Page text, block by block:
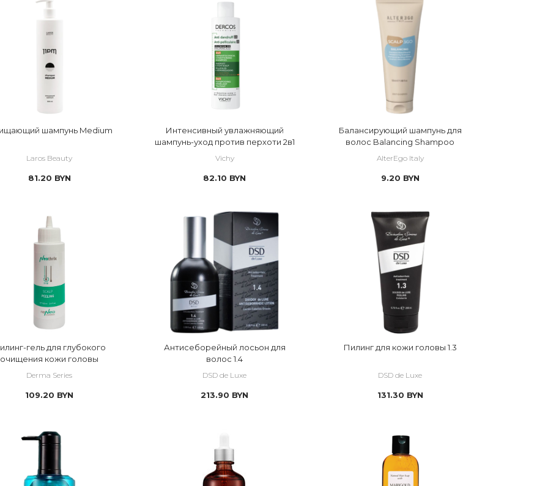
шампунь Medium
Laros Beauty
81.20 BYN
Интенсивный увлажняющий
шампунь-уход против перхоти 2в1
Vichy
82.10 BYN
Балансирующий шампунь для
волос Balancing Shampoo
AlterEgo Italy
9.20 BYN
гель для глубокого
очищения кожи головы
Derma Series
109.20 BYN
Антисеборейный лосьон для
волос 1.4
DSD de Luxe
213.90 BYN
Пилинг для кожи головы 1.3
DSD de Luxe
131.30 BYN